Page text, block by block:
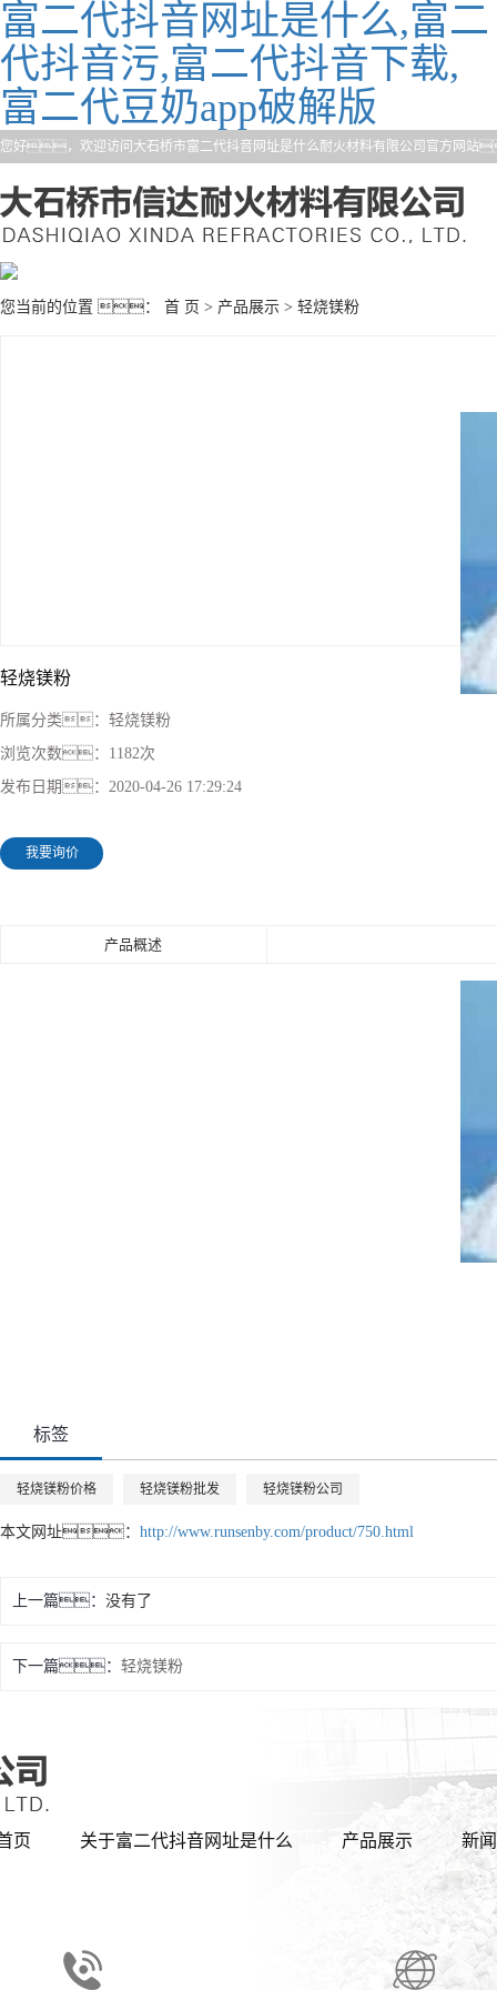
富二代抖音网址是什么,富二
代抖音污,富二代抖音下载,
富二代豆奶app破解版
您好，欢迎访问大石桥市富二代抖音网址是什么耐火材料有限公司官方网
您当前的位置 ： 首 页 > 产品展示 > 轻烧镁粉
轻烧镁粉
所属分类： 轻烧镁粉
浏览次数： 1182次
发布日期： 2020-04-26 17:29:24
我要询价
产品概述
标签
轻烧镁粉价格 轻烧镁粉批发 轻烧镁粉公司
本文网址： http://www.runsenby.com/product/750.html
上一篇： 没有了
下一篇： 轻烧镁粉
页 关于富二代抖音网址是什么 产品展示 新